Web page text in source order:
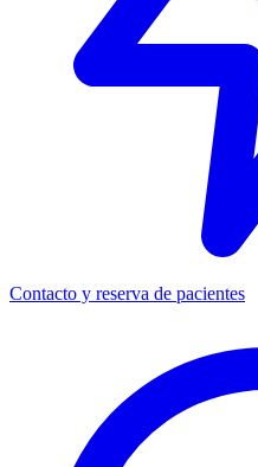
Contacto y reserva de pacientes